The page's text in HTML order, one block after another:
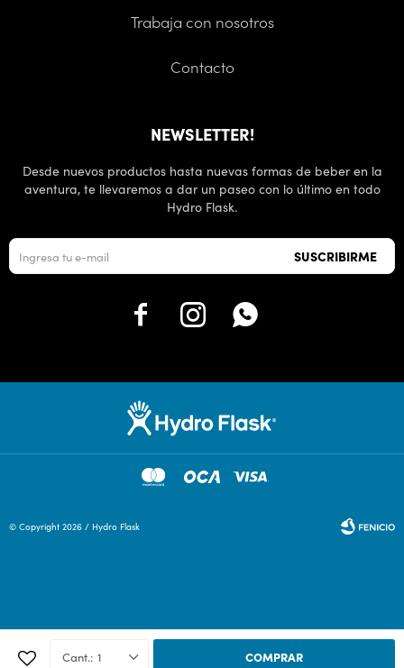
1 COMPRAR
Trabaja con nosotros
Contacto
NEWSLETTER!
Desde nuevos productos hasta nuevas formas de beber en la
aventura, te llevaremos a dar un paseo con lo último en todo
Hydro Flask.
SUSCRIBIRME
  
© Copyright 2026 / Hydro Flask